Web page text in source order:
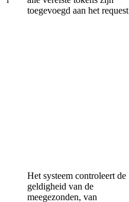
toegevoegd aan het request
Het systeem controleert de
geldigheid van de
meegezonden, van